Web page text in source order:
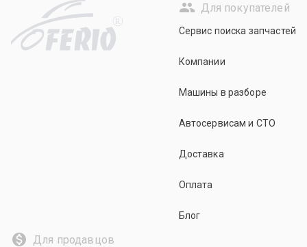
R
Для покупателей
Сервис поиска запчастей
Компании
Машины в разборе
Автосервисам и СТО
Доставка
Оплата
Блог
Для продавцов